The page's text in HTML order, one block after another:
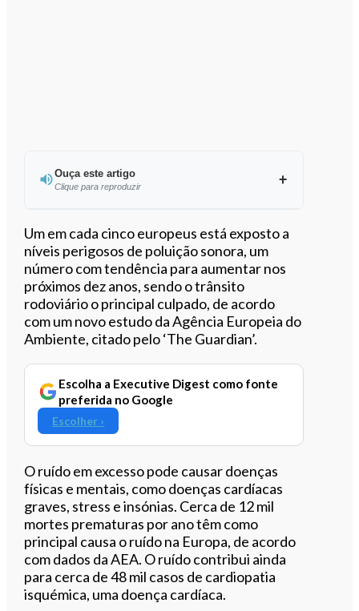
Ouça este artigo
Clique para reproduzir
Ouvir este artigo
Um em cada cinco europeus está exposto a
níveis perigosos de poluição sonora, um
número com tendência para aumentar nos
próximos dez anos, sendo o trânsito
rodoviário o principal culpado, de acordo
com um novo estudo da Agência Europeia do
Ambiente, citado pelo ‘The Guardian’.
Escolha a Executive Digest como fonte
preferida no Google
Escolher ›
O ruído em excesso pode causar doenças
físicas e mentais, como doenças cardíacas
graves, stress e insónias. Cerca de 12 mil
mortes prematuras por ano têm como
principal causa o ruído na Europa, de acordo
com dados da AEA. O ruído contribui ainda
para cerca de 48 mil casos de cardiopatia
isquémica, uma doença cardíaca.